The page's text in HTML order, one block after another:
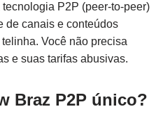
P2P (peer-to-peer)
de canais e conteúdos
Você não precisa
e suas tarifas abusivas.
Braz P2P único?